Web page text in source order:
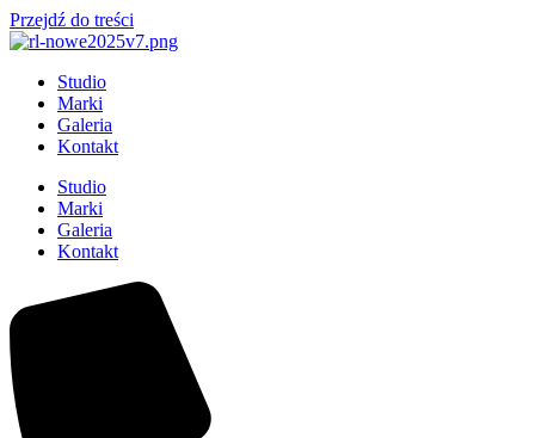
Przejdź do treści
Studio
Marki
Galeria
Kontakt
Studio
Marki
Galeria
Kontakt